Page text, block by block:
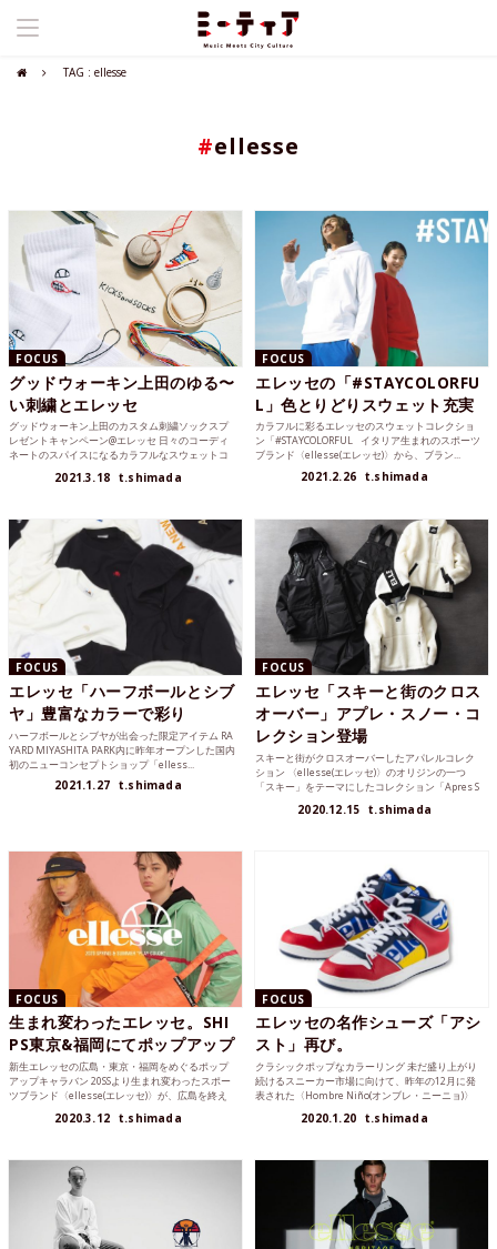
TAG : ellesse
#ellesse
FOCUS
グッドウォーキン上田のゆる〜
い刺繍とエレッセ
グッドウォーキン上田のカスタム刺繍ソックスプ
レゼントキャンペーン@エレッセ 日々のコーディ
ネートのスパイスになるカラフルなスウェットコ
2021.3.18 t.shimada
FOCUS
エレッセの「#STAYCOLORFU
L」色とりどりスウェット充実
カラフルに彩るエレッセのスウェットコレクショ
ン「#STAYCOLORFUL イタリア生まれのスポーツ
ブランド〈ellesse(エレッセ)〉から、ブラン...
2021.2.26 t.shimada
FOCUS
エレッセ「ハーフボールとシブ
ヤ」豊富なカラーで彩り
ハーフボールとシブヤが出会った限定アイテム RA
YARD MIYASHITA PARK内に昨年オープンした国内
初のニューコンセプトショップ「elless...
2021.1.27 t.shimada
FOCUS
エレッセ「スキーと街のクロス
オーバー」アプレ・スノー・コ
レクション登場
スキーと街がクロスオーバーしたアパレルコレク
ション 〈ellesse(エレッセ)〉のオリジンの一つ
「スキー」をテーマにしたコレクション「Apres S
2020.12.15 t.shimada
FOCUS
生まれ変わったエレッセ。SHI
PS東京&福岡にてポップアップ
新生エレッセの広島・東京・福岡をめぐるポップ
アップキャラバン 20SSより生まれ変わったスポー
ツブランド〈ellesse(エレッセ)〉が、広島を終え
2020.3.12 t.shimada
FOCUS
エレッセの名作シューズ「アシ
スト」再び。
クラシックポップなカラーリング 未だ盛り上がり
続けるスニーカー市場に向けて、昨年の12月に発
表された〈Hombre Niño(オンブレ・ニーニョ)〉
2020.1.20 t.shimada